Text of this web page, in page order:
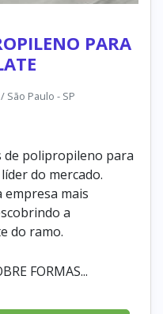
PARA
São Paulo - SP
de polipropileno para
do mercado.
mais
a
do ramo.
FORMAS...